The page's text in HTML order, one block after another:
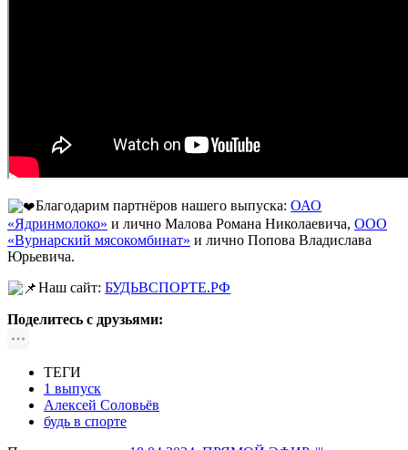
Благодарим партнёров нашего выпуска:ОАО
«Ядринмолоко» и лично Малова Романа Николаевича, ООО
«Вурнарский мясокомбинат» и лично Попова Владислава
Юрьевича.
Наш сайт:БУДЬВСПОРТЕ.РФ
Поделитесь с друзьями:
ТЕГИ
1 выпуск
Алексей Соловьёв
будь в спорте